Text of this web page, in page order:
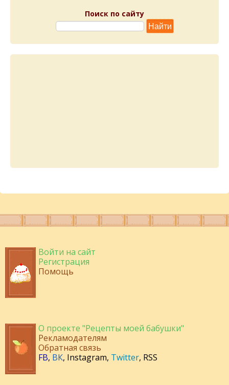
Поиск по сайту
Войти на сайт
Регистрация
Помощь
О проекте "Рецепты моей бабушки"
Рекламодателям
Обратная связь
FB, ВК, Instagram, Twitter, RSS